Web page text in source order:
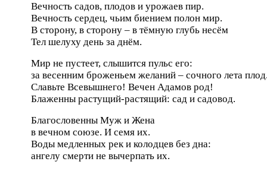
Вечность садов, плодов и урожаев пир.
Вечность сердец, чьим биением полон мир.
В сторону, в сторону – в тёмную глубь несём
Тел шелуху день за днём.
Мир не пустеет, слышится пульс его:
за весенним броженьем желаний – сочного лета
Славьте Всевышнего! Вечен Адамов род!
Блаженны растущий-растящий: сад и садовод.
Благословенны Муж и Жена
в вечном союзе. И семя их.
Воды медленных рек и колодцев без дна:
ангелу смерти не вычерпать их.